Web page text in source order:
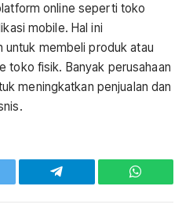
online seperti toko
mobile. Hal ini
untuk membeli produk atau
toko fisik. Banyak perusahaan
meningkatkan penjualan dan
Telegram